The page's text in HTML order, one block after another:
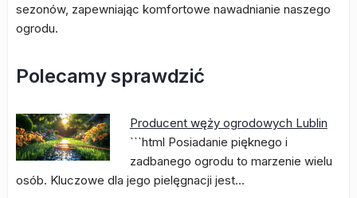
sezonów, zapewniając komfortowe nawadnianie naszego
ogrodu.
Polecamy sprawdzić
Producent węży ogrodowych Lublin
```html Posiadanie pięknego i
zadbanego ogrodu to marzenie wielu
osób. Kluczowe dla jego pielęgnacji jest…